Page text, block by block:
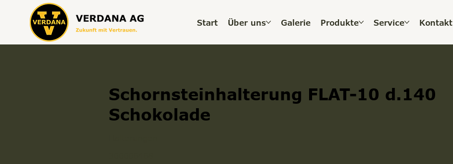
Start Über uns Galerie Produkte Service Kontakt
Schornsteinhalterung FLAT-10 d.140
Schokolade